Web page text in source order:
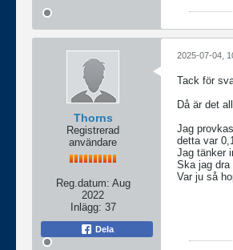
Thorns
Registrerad
användare
Reg.datum: Aug
2022
Inlägg: 37
Dela
2025-07-04,
Tack för
Då är det
Jag
detta var
Jag tänker
Ska jag
Var ju så